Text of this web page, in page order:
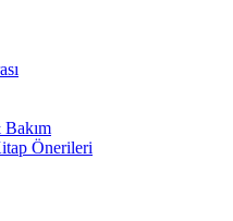
Önerileri